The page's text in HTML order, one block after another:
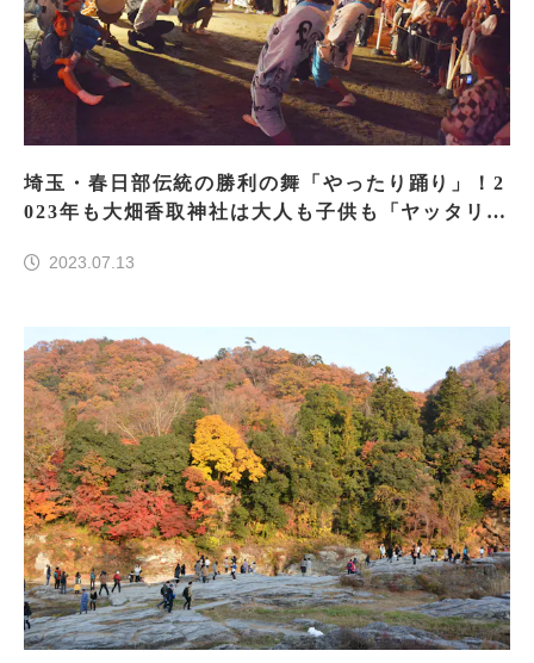
埼玉・春日部伝統の勝利の舞「やったり踊り」！2
023年も大畑香取神社は大人も子供も「ヤッタリナ
2023.07.13